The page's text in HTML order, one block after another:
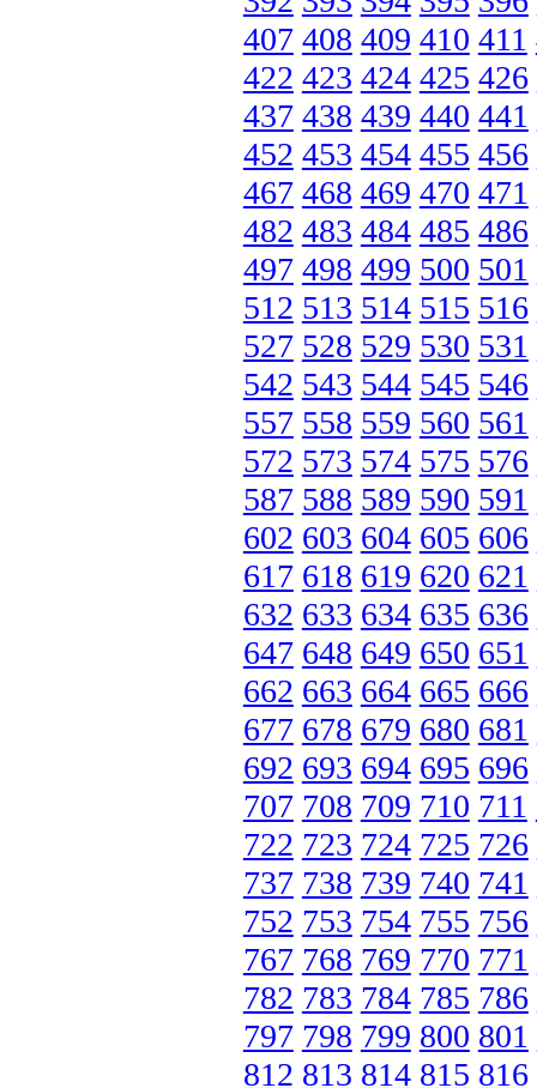
407 408 409 410 411
422 423 424 425 426
437 438 439 440 441
452 453 454 455 456
467 468 469 470 471
482 483 484 485 486
497 498 499 500 501
512 513 514 515 516
527 528 529 530 531
542 543 544 545 546
557 558 559 560 561
572 573 574 575 576
587 588 589 590 591
602 603 604 605 606
617 618 619 620 621
632 633 634 635 636
647 648 649 650 651
662 663 664 665 666
677 678 679 680 681
692 693 694 695 696
707 708 709 710 711
722 723 724 725 726
737 738 739 740 741
752 753 754 755 756
767 768 769 770 771
782 783 784 785 786
797 798 799 800 801
812 813 814 815 816